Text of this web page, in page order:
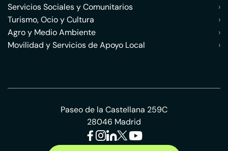
Servicios Sociales y Comunitarios
›
Turismo, Ocio y Cultura
›
Agro y Medio Ambiente
›
Movilidad y Servicios de Apoyo Local
›
Paseo de la Castellana 259C
28046 Madrid